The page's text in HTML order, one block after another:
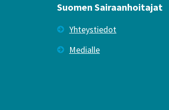
Suomen Sairaanhoitajat
Yhteystiedot
Medialle